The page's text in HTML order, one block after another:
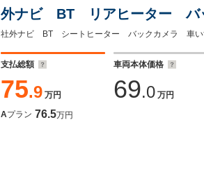
外ナビ BT リアヒーター バ
ターボ
支払総額
75.9 万円
車両本体価格
69.0 万円
Aプラン 76.5万円